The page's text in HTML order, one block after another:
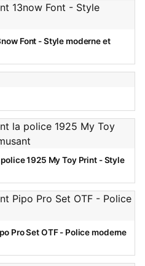
Font - Style moderne et
1925 My Toy Print - Style
Pro Set OTF - Police moderne